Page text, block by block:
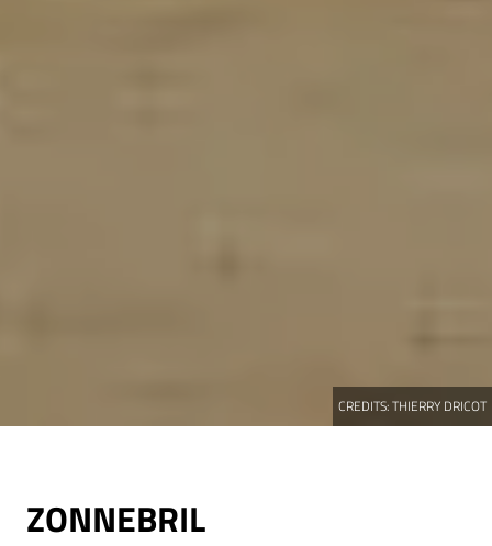
CREDITS:THIERRY DRICOT
ZONNEBRIL